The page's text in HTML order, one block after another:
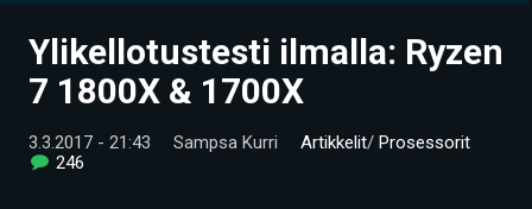
UUTISET
VIDEOT
Ylikellotustesti ilmalla: Ryzen
7 1800X & 1700X
3.3.2017 - 21:43 Sampsa Kurri Artikkelit/ Prosessorit
246